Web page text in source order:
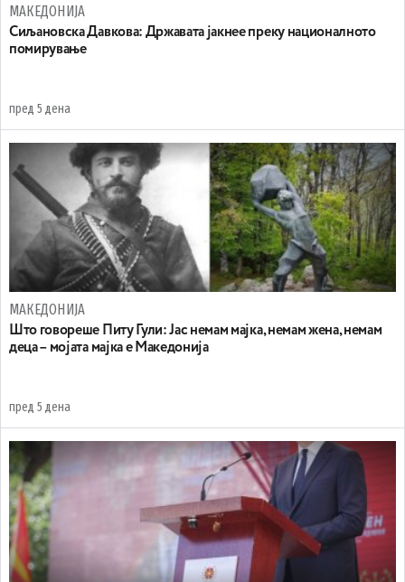
МАКЕДОНИЈА
Сиљановска Давкова: Државата јакнее преку националното
помирување
пред 5 дена
МАКЕДОНИЈА
Што говореше Питу Гули: Јас немам мајка, немам жена, немам
деца – мојата мајка е Македонија
пред 5 дена